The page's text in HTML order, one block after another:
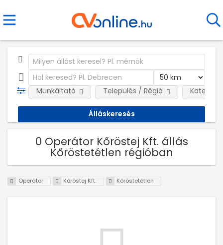
Munkáltató Település / Régió
0 Operátor Kőröstej Kft. állás
Kőröstetétlen régióban
Operátor Kőröstej Kft. Kőröstetétlen